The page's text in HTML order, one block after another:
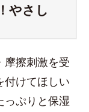
やさし
摩擦刺激を受
付けてほしい
っぷりと保湿